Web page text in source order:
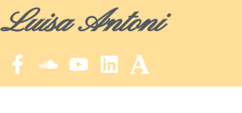
Luisa Antoni